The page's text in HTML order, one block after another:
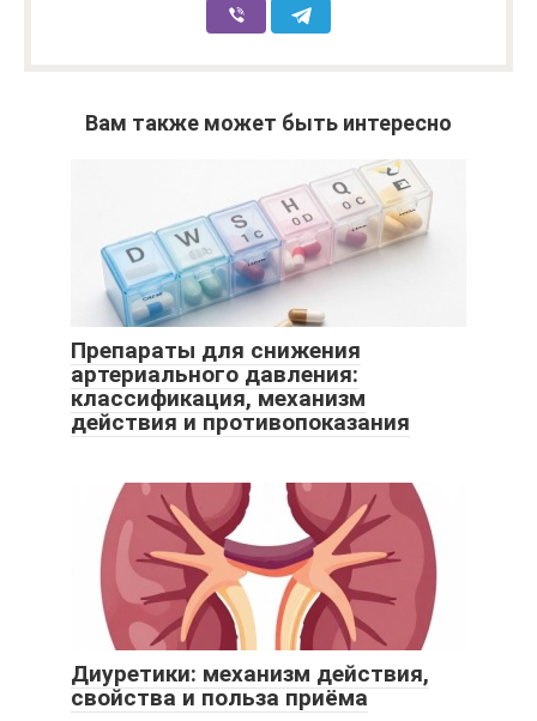
Вам также может быть интересно
Препараты для снижения
артериального давления:
классификация, механизм
действия и противопоказания
Диуретики: механизм действия,
свойства и польза приёма